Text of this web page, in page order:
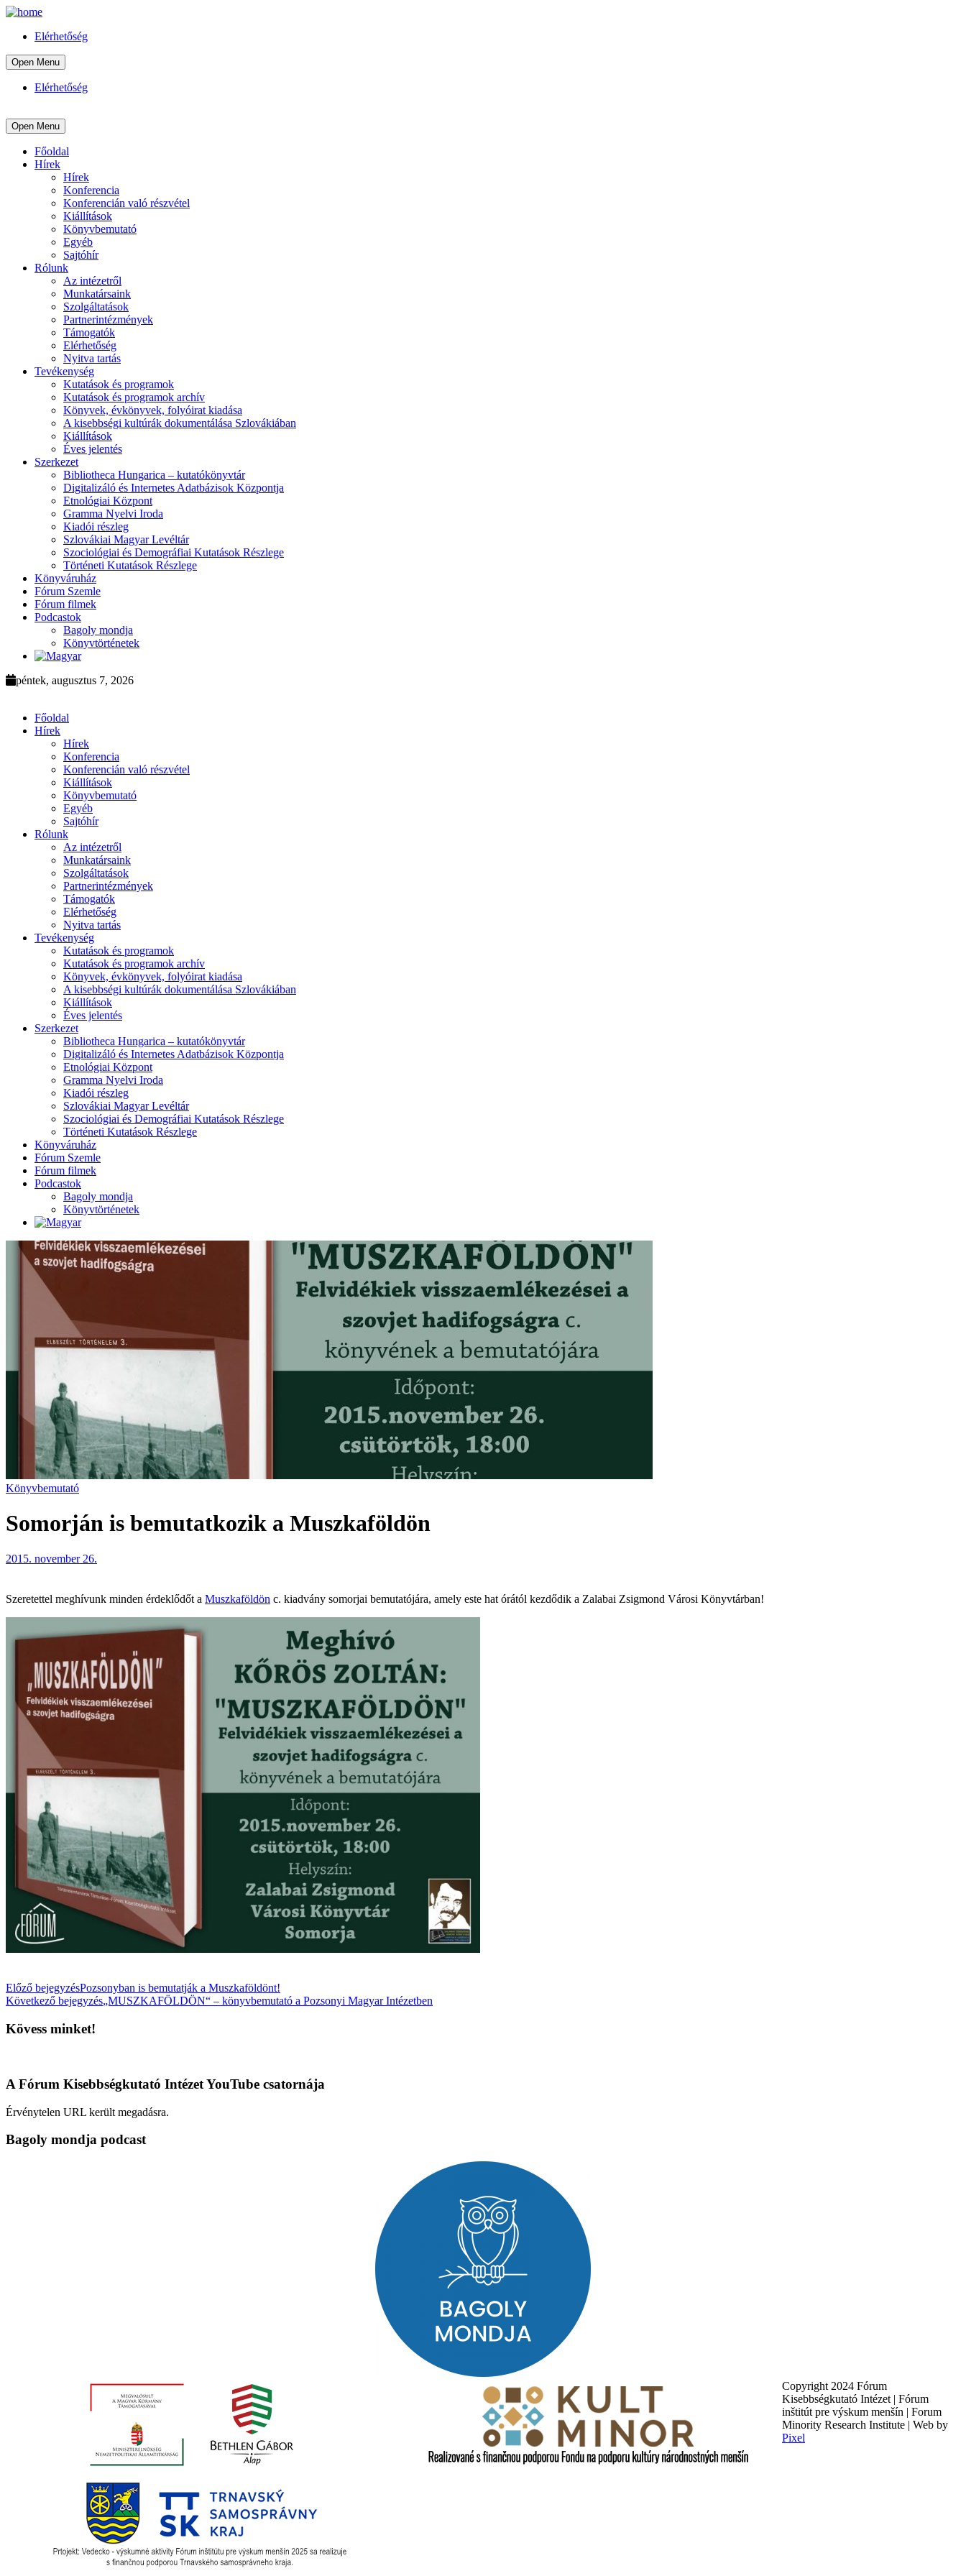
Elérhetőség
Open Menu
Elérhetőség
Open Menu
Főoldal
Hírek
Hírek
Konferencia
Konferencián való részvétel
Kiállítások
Könyvbemutató
Egyéb
Sajtóhír
Rólunk
Az intézetről
Munkatársaink
Szolgáltatások
Partnerintézmények
Támogatók
Elérhetőség
Nyitva tartás
Tevékenység
Kutatások és programok
Kutatások és programok archív
Könyvek, évkönyvek, folyóirat kiadása
A kisebbségi kultúrák dokumentálása Szlovákiában
Kiállítások
Éves jelentés
Szerkezet
Bibliotheca Hungarica – kutatókönyvtár
Digitalizáló és Internetes Adatbázisok Központja
Etnológiai Központ
Gramma Nyelvi Iroda
Kiadói részleg
Szlovákiai Magyar Levéltár
Szociológiai és Demográfiai Kutatások Részlege
Történeti Kutatások Részlege
Könyváruház
Fórum Szemle
Fórum filmek
Podcastok
Bagoly mondja
Könyvtörténetek
péntek, augusztus 7, 2026
Főoldal
Hírek
Hírek
Konferencia
Konferencián való részvétel
Kiállítások
Könyvbemutató
Egyéb
Sajtóhír
Rólunk
Az intézetről
Munkatársaink
Szolgáltatások
Partnerintézmények
Támogatók
Elérhetőség
Nyitva tartás
Tevékenység
Kutatások és programok
Kutatások és programok archív
Könyvek, évkönyvek, folyóirat kiadása
A kisebbségi kultúrák dokumentálása Szlovákiában
Kiállítások
Éves jelentés
Szerkezet
Bibliotheca Hungarica – kutatókönyvtár
Digitalizáló és Internetes Adatbázisok Központja
Etnológiai Központ
Gramma Nyelvi Iroda
Kiadói részleg
Szlovákiai Magyar Levéltár
Szociológiai és Demográfiai Kutatások Részlege
Történeti Kutatások Részlege
Könyváruház
Fórum Szemle
Fórum filmek
Podcastok
Bagoly mondja
Könyvtörténetek
Könyvbemutató
Somorján is bemutatkozik a Muszkaföldön
2015. november 26.
Szeretettel meghívunk minden érdeklődőt a Muszkaföldön c. kiadvány somorjai bemutatójára, amely este hat órától kezdődik a Zalabai Zsigmond Városi Könyvtárban!
Előző bejegyzésPozsonyban is bemutatják a Muszkaföldönt!
Következő bejegyzés„MUSZKAFÖLDÖN“ – könyvbemutató a Pozsonyi Magyar Intézetben
Kövess minket!
A Fórum Kisebbségkutató Intézet YouTube csatornája
Érvénytelen URL került megadásra.
Bagoly mondja podcast
Copyright 2024 Fórum
Kisebbségkutató Intézet | Fórum
inštitút pre výskum menšín | Forum
Minority Research Institute | Web by
Pixel